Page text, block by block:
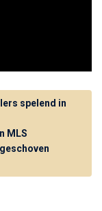
spelend in
MLS